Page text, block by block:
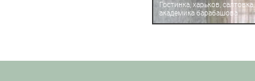
Гостинка, харьков, салтовка,
академика барабашова